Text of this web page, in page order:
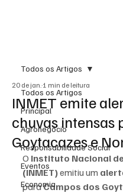
Todos os Artigos
Principal
Agronegócio
Responsabilidade Social
Eventos
Economia
Todos os Artigos
INMET emite
chuvas intensas
Goytacazes e
20 de jan. 1 min de leitura
O Instituto Nacional
(INMET) emitiu um
para Campos dos